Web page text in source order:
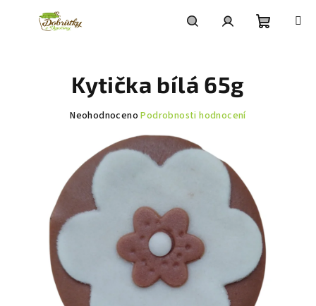
Kytička bílá 65g
Průměrné
produktu
0,0
hvězdiček.
Neohodnoceno Podrobnosti hodnocení